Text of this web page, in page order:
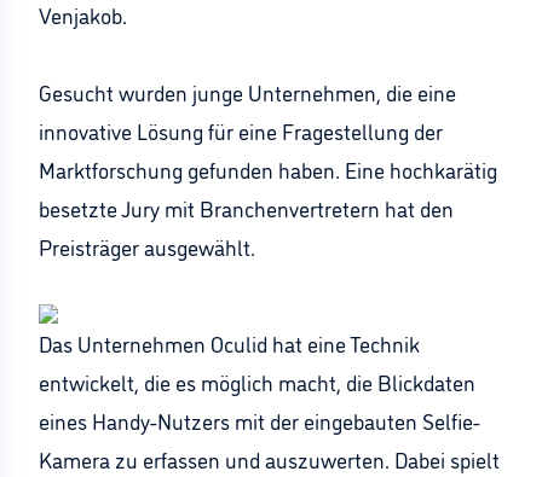
Venjakob.
Gesucht wurden junge Unternehmen, die eine
innovative Lösung für eine Fragestellung der
Marktforschung gefunden haben. Eine hochkarätig
besetzte Jury mit Branchenvertretern hat den
Preisträger ausgewählt.
Das Unternehmen Oculid hat eine Technik
entwickelt, die es möglich macht, die Blickdaten
eines Handy-Nutzers mit der eingebauten Selfie-
Kamera zu erfassen und auszuwerten. Dabei spielt